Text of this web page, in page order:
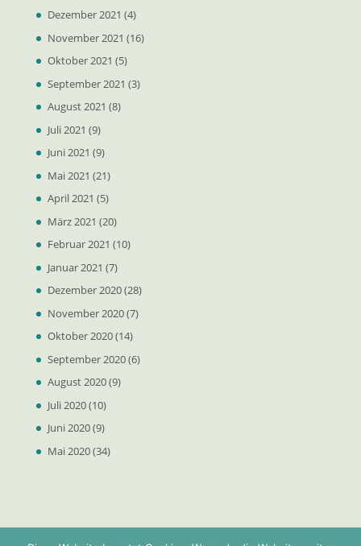
Dezember 2021 (4)
November 2021 (16)
Oktober 2021 (5)
September 2021 (3)
August 2021 (8)
Juli 2021 (9)
Juni 2021 (9)
Mai 2021 (21)
April 2021 (5)
März 2021 (20)
Februar 2021 (10)
Januar 2021 (7)
Dezember 2020(28)
November 2020(7)
Oktober 2020(14)
September 2020(6)
August 2020(9)
Juli 2020(10)
Juni 2020(9)
Mai 2020(34)